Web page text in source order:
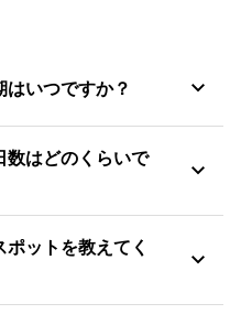
いつですか？
数はどのくらいで
ットを教えてく